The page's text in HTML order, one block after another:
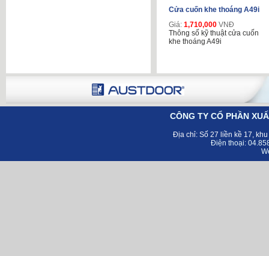
Cửa cuốn khe thoáng A49i
Giá: 1,710,000 VNĐ
Thông số kỹ thuật cửa cuốn
khe thoáng A49i
CÔNG TY CỔ PHẦN
Địa chỉ: Số 27 liền kề 17,
Điện thoại: